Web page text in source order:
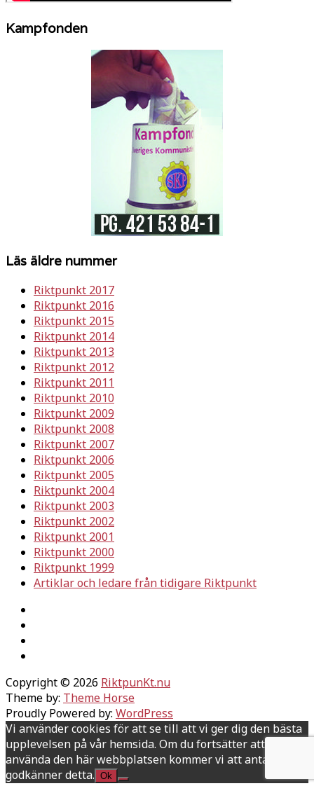
Kampfonden
Läs äldre nummer
Riktpunkt 2017
Riktpunkt 2016
Riktpunkt 2015
Riktpunkt 2014
Riktpunkt 2013
Riktpunkt 2012
Riktpunkt 2011
Riktpunkt 2010
Riktpunkt 2009
Riktpunkt 2008
Riktpunkt 2007
Riktpunkt 2006
Riktpunkt 2005
Riktpunkt 2004
Riktpunkt 2003
Riktpunkt 2002
Riktpunkt 2001
Riktpunkt 2000
Riktpunkt 1999
Artiklar och ledare från tidigare Riktpunkt
Copyright © 2026 RiktpunKt.nu
Theme by: Theme Horse
Proudly Powered by: WordPress
Vi använder cookies för att se till att vi ger dig den bästa
upplevelsen på vår hemsida. Om du fortsätter att
använda den här webbplatsen kommer vi att anta att du
godkänner detta. Ok